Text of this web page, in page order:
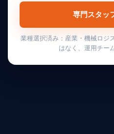
専門スタッ
業種選択済み：産業・機械ロジ
はなく、運用チー